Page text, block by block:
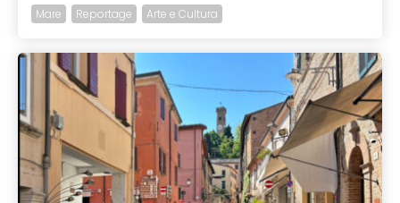
Mare Reportage Arte e Cultura